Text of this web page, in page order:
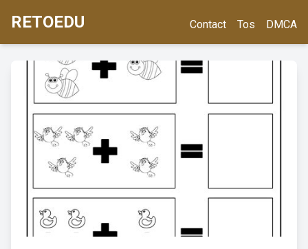
RETOEDU Contact Tos DMCA